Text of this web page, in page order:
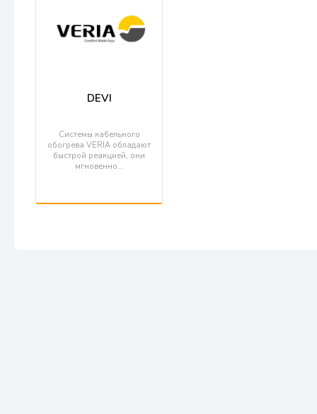
DEVI
Системы кабельного
обогрева VERIA обладают
быстрой реакцией, они
мгновенно…